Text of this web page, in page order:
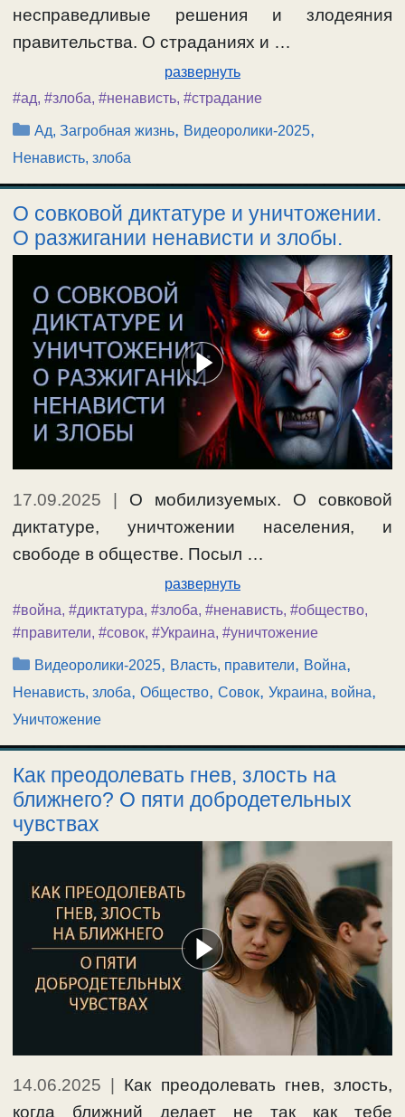
несправедливые решения и злодеяния
правительства. О страданиях и …
развернуть
#ад, #злоба, #ненависть, #страдание
Рубрики
Ад, Загробная жизнь, Видеоролики-2025,
Ненависть, злоба
О совковой диктатуре и уничтожении.
О разжигании ненависти и злобы.
17.09.2025 | О мобилизуемых. О совковой
диктатуре, уничтожении населения, и
свободе в обществе. Посыл …
развернуть
#война, #диктатура, #злоба, #ненависть, #общество,
#правители, #совок, #Украина, #уничтожение
Рубрики
Видеоролики-2025, Власть, правители, Война,
Ненависть, злоба, Общество, Совок, Украина, война,
Уничтожение
Как преодолевать гнев, злость на
ближнего? О пяти добродетельных
чувствах
14.06.2025
Как преодолевать гнев, злость,
когда ближний делает не так как тебе